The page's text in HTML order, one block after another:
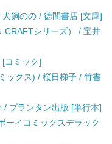
飼のの / 徳間書店 [文庫]
CRAFTシリーズ） / 宝井
コミック]
ックス) / 桜日梯子 / 竹書
/ プランタン出版 [単行本]
ーイコミックスデラック